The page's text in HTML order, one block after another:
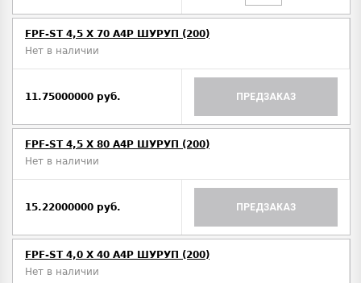
FPF-ST 4,5 X 70 A4P ШУРУП (200)
Нет в наличии
11.75000000 руб. ПРЕДЗАКАЗ
FPF-ST 4,5 X 80 A4P ШУРУП (200)
Нет в наличии
15.22000000 руб. ПРЕДЗАКАЗ
FPF-ST 4,0 X 40 A4P ШУРУП (200)
Нет в наличии